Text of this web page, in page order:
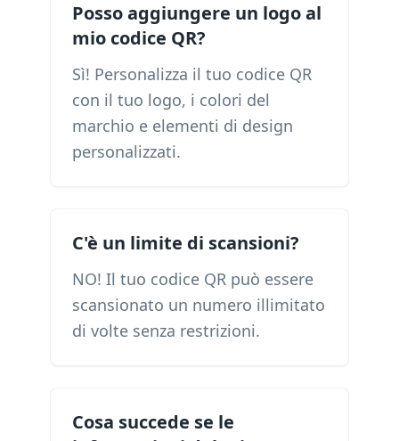
Posso aggiungere un logo al
mio codice QR?
Sì! Personalizza il tuo codice QR
con il tuo logo, i colori del
marchio e elementi di design
personalizzati.
C'è un limite di scansioni?
NO! Il tuo codice QR può essere
scansionato un numero illimitato
di volte senza restrizioni.
Cosa succede se le